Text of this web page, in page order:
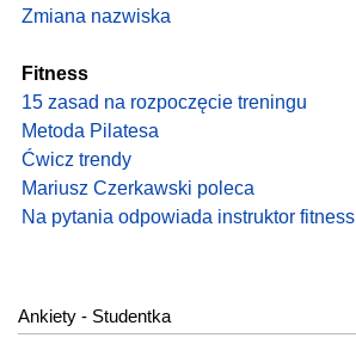
Zmiana nazwiska
Fitness
15 zasad na rozpoczęcie treningu
Metoda Pilatesa
Ćwicz trendy
Mariusz Czerkawski poleca
Na pytania odpowiada instruktor fitness
Ankiety - Studentka